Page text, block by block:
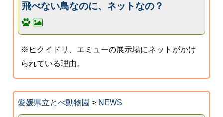
飛べない鳥なのに、ネットなの？
※ヒクイドリ、エミューの展示場にネットがかけ
られている理由。
愛媛県立とべ動物園 > NEWS